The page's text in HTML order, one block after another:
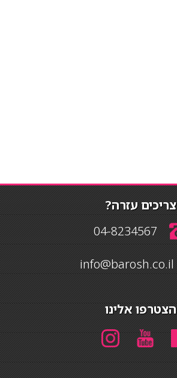
צריכים עזרה?
04-8234567
info@barosh.co.il
הצטרפו אלינו